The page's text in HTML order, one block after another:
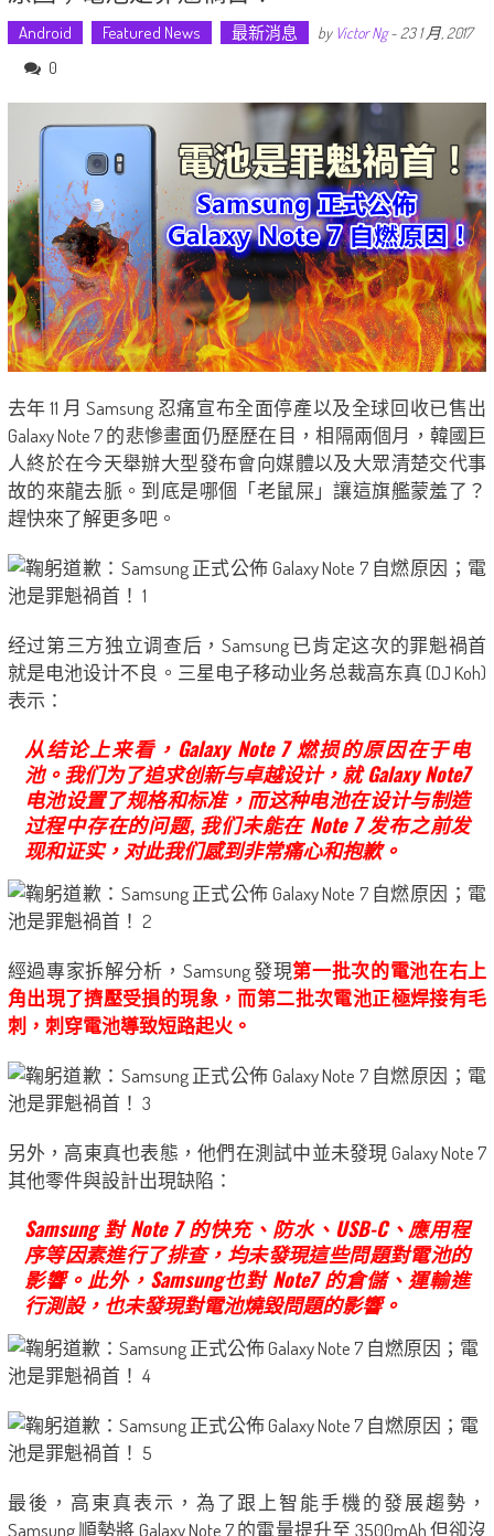
Android Featured News 最新消息 by Victor Ng- 23 1 月, 2017
0
去年 11 月 Samsung 忍痛宣布全面停產以及全球回收已售出
Galaxy Note 7 的悲慘畫面仍歷歷在目，相隔兩個月，韓國巨
人終於在今天舉辦大型發布會向媒體以及大眾清楚交代事
故的來龍去脈。到底是哪個「老鼠屎」讓這旗艦蒙羞了？
趕快來了解更多吧。
经过第三方独立调查后，Samsung 已肯定这次的罪魁禍首
就是电池设计不良。三星电子移动业务总裁高东真 (DJ Koh)
表示：
从结论上来看，Galaxy Note 7 燃损的原因在于电
池。我们为了追求创新与卓越设计，就 Galaxy Note7
电池设置了规格和标准，而这种电池在设计与制造
过程中存在的问题, 我们未能在 Note 7 发布之前发
现和证实，对此我们感到非常痛心和抱歉。
經過專家拆解分析，Samsung 發現第一批次的電池在右上
角出現了擠壓受損的現象，而第二批次電池正極焊接有毛
刺，刺穿電池導致短路起火。
另外，高東真也表態，他們在測試中並未發現 Galaxy Note 7
其他零件與設計出現缺陷：
Samsung 對 Note 7 的快充、防水、USB-C、應用程
序等因素進行了排查，均未發現這些問題對電池的
影響。此外，Samsung也對 Note7 的倉儲、運輸進
行測設，也未發現對電池燒毀問題的影響。
最後，高東真表示，為了跟上智能手機的發展趨勢，
Samsung 順勢將 Galaxy Note 7 的電量提升至 3500mAh 但卻沒